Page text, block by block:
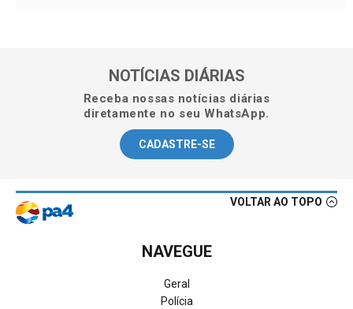
NOTÍCIAS DIÁRIAS
Receba nossas notícias diárias
diretamente no seu WhatsApp.
CADASTRE-SE
VOLTAR AO TOPO
NAVEGUE
Geral
Polícia